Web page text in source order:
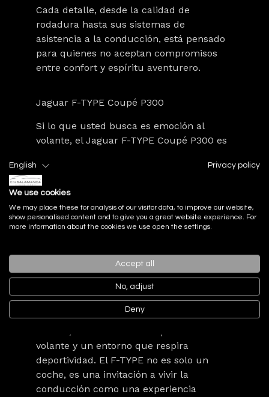
Cada detalle, desde la calidad de
rodadura hasta sus sistemas de
asistencia a la conducción, está pensado
para quienes no aceptan compromisos
entre confort y espíritu aventurero.
Jaguar F-TYPE Coupé P300
Si lo que usted busca es emoción al
volante, el Jaguar F-TYPE Coupé P300 es
Sus
y su carácter
dinámico lo convierten en uno de los
coupés más atractivos del segmento.
Con una respuesta de aceleración
modelo está diseñado para hacerle sentir
el asfalto en cada movimiento.
Dentro, todo está enfocado en usted
como conductor:posición ergonómica del
volante y un entorno que respira
deportividad. El F-TYPE no es solo un
coche, es una invitación a vivir la
conducción como una experiencia
English Privacy policy
We use cookies
We may place these for analysis of our visitor data, to improve our website,
show personalised content and to give you a great website experience. For
more information about the cookies we use open the settings.
Accept all
No, adjust
Deny